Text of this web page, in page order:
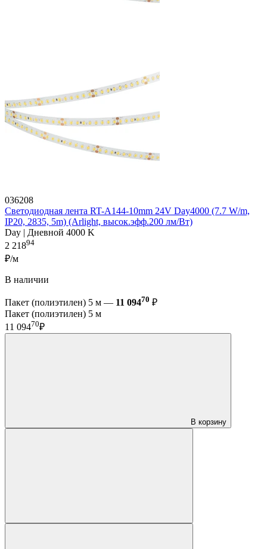
036208
Светодиодная лента RT-A144-10mm 24V Day4000 (7.7 W/m,
IP20, 2835, 5m) (Arlight, высок.эфф.200 лм/Вт)
Day | Дневной 4000 K
2 21894
₽/м
В наличии
Пакет (полиэтилен) 5 м — 11 09470 ₽
Пакет (полиэтилен) 5 м
11 09470₽
В корзину